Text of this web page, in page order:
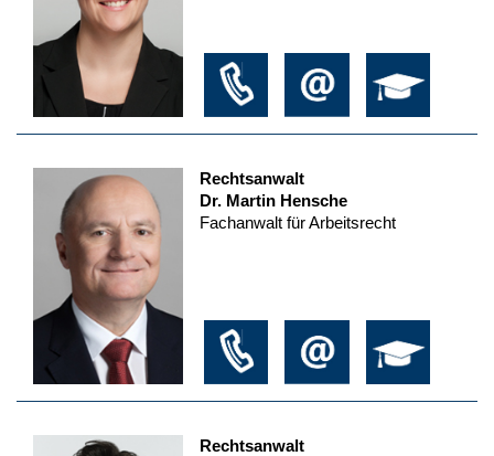
Rechtsanwalt
Dr. Martin Hensche
Fachanwalt für Arbeitsrecht
Rechtsanwalt